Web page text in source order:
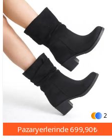
2
Pazaryerlerinde699,90₺